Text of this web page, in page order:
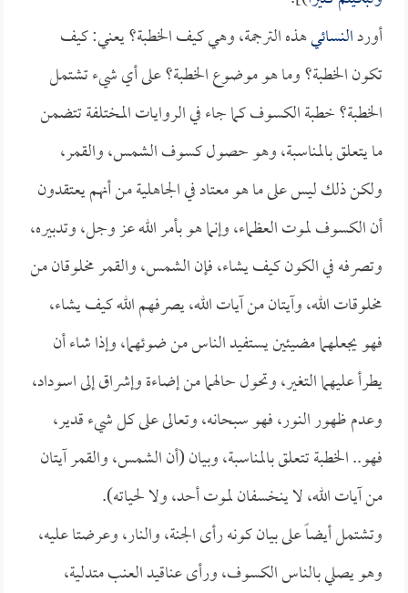
أوردالنسائيهذه الترجمة، وهي كيف الخطبة؟ يعني: كيف
تكون الخطبة؟ وما هو موضوع الخطبة؟ على أي شيء تشتمل
الخطبة؟ خطبة الكسوف كما جاء في الروايات المختلفة تتضمن
ما يتعلق بالمناسبة، وهو حصول كسوف الشمس، والقمر،
ولكن ذلك ليس على ما هو معتاد في الجاهلية من أنهم يعتقدون
أن الكسوف لموت العظماء، وإنما هو بأمر الله عز وجل، وتدبيره،
وتصرفه في الكون كيف يشاء، فإن الشمس، والقمر مخلوقان من
مخلوقات الله، وآيتان من آيات الله، يصرفهم الله كيف يشاء،
فهو يجعلهما مضيئين يستفيد الناس من ضوئهما، وإذا شاء أن
يطرأ عليهما التغير، وتحول حالهما من إضاءة وإشراق إلى اسوداد،
وعدم ظهور النور، فهو سبحانه، وتعالى على كل شيء قدير،
فهو.. الخطبة تتعلق بالمناسبة، وبيان (أن الشمس، والقمر آيتان
من آيات الله، لا ينخسفان لموت أحد، ولا لحياته).
وتشتمل أيضاً على بيان كونه رأى الجنة، والنار، وعرضتا عليه،
وهو يصلي بالناس الكسوف، ورأى عناقيد العنب متدلية،